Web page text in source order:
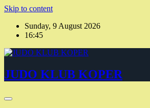
Skip to content
Sunday, 9 August 2026
16:45
JUDO KLUB KOPER